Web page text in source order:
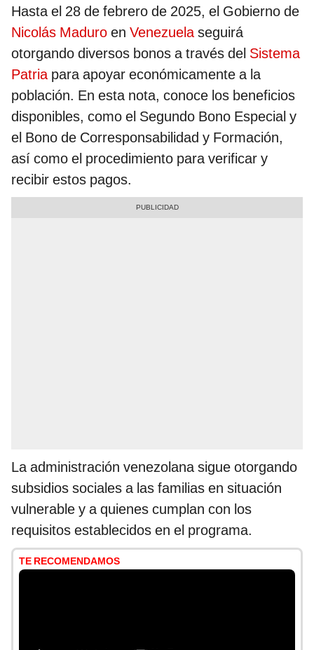
Hasta el 28 de febrero de 2025, el Gobierno de
Nicolás Maduro en Venezuelaseguirá
otorgando diversos bonos a través del Sistema
Patriapara apoyar económicamente a la
población. En esta nota, conoce los beneficios
disponibles, como el Segundo Bono Especial y
el Bono de Corresponsabilidad y Formación,
así como el procedimiento para verificar y
recibir estos pagos.
La administración venezolana sigue otorgando
subsidios sociales a las familias en situación
vulnerable y a quienes cumplan con los
requisitos establecidos en el programa.
TE RECOMENDAMOS